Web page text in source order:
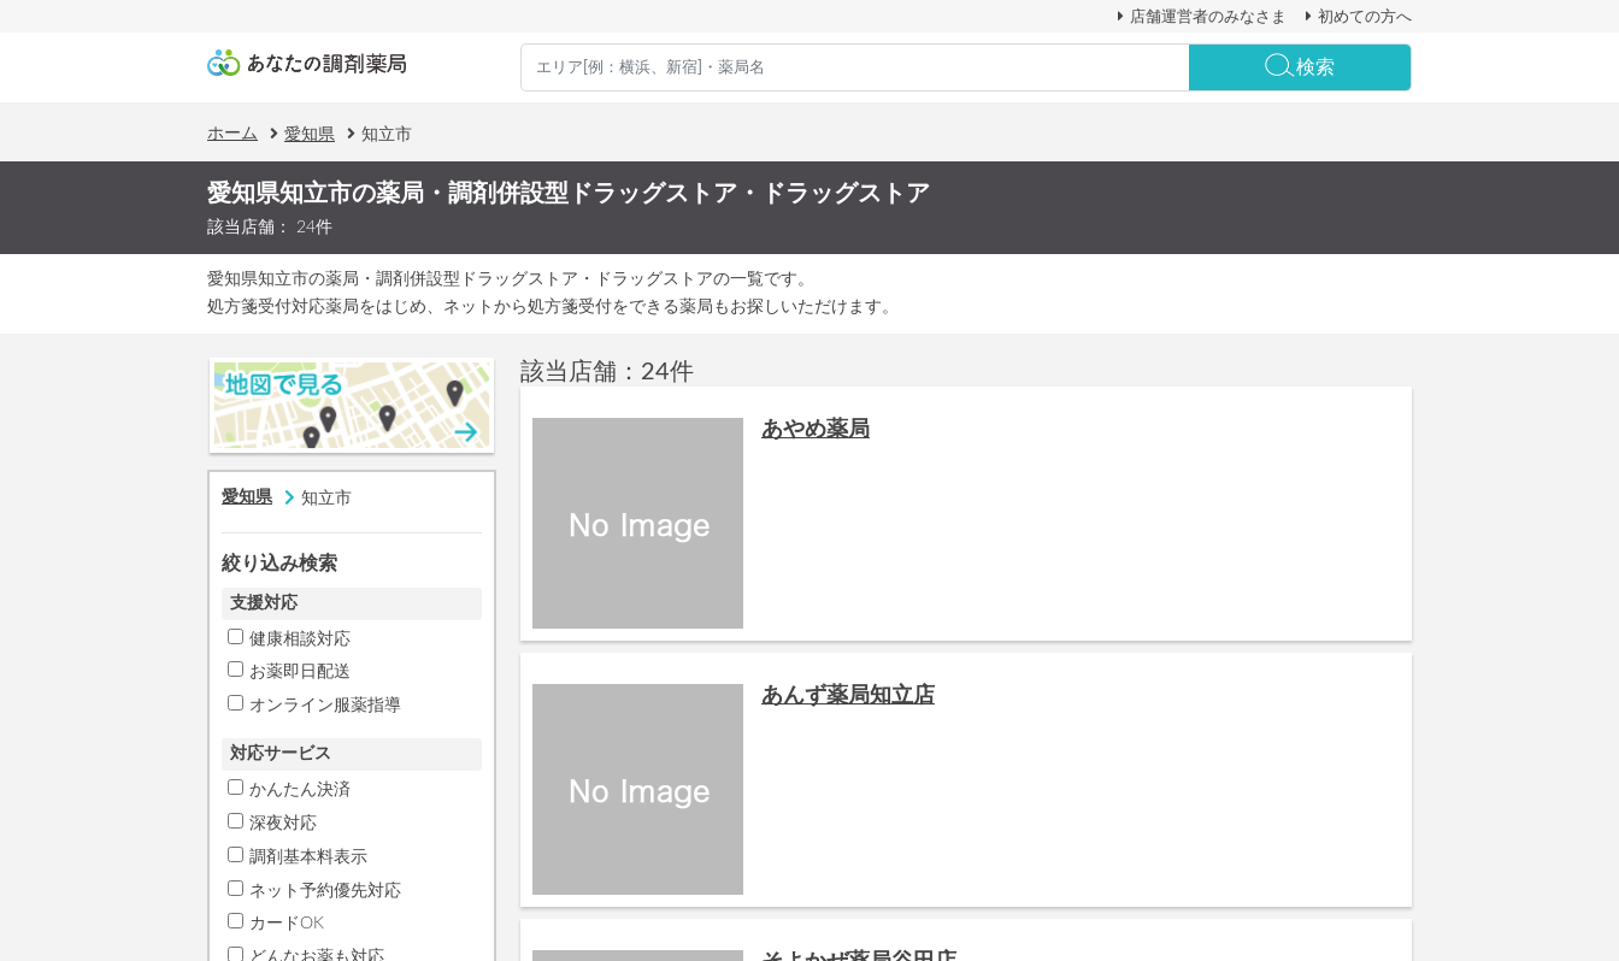
店舗運営者のみなさま 初めての方へ
検索
ホーム 愛知県 知立市
愛知県知立市の薬局・調剤併設型ドラッグストア・ドラッグストア
該当店舗： 24件
愛知県知立市の薬局・調剤併設型ドラッグストア・ドラッグストアの一覧です。
処方箋受付対応薬局をはじめ、ネットから処方箋受付をできる薬局もお探しいただけます。
愛知県 知立市
絞り込み検索
支援対応
健康相談対応
お薬即日配送
オンライン服薬指導
対応サービス
かんたん決済
深夜対応
調剤基本料表示
ネット予約優先対応
カードOK
どんなお薬も対応
該当店舗：24件
あやめ薬局
あんず薬局知立店